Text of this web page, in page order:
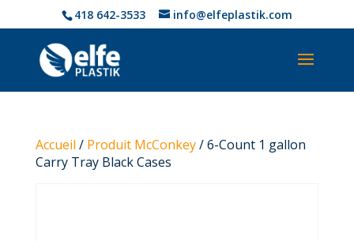
418 642-3533 info@elfeplastik.com
Accueil / Produit McConkey/ 6-Count 1 gallon
Carry Tray Black Cases